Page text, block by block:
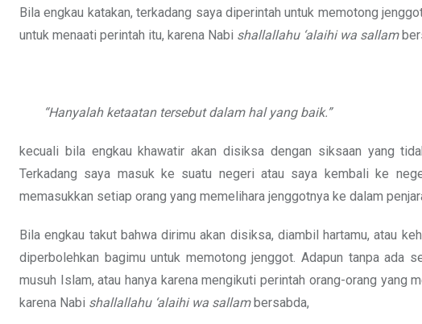
Bila engkau katakan, terkadang saya diperintah untuk memotong
untuk menaati perintah itu, karena Nabi shallallahu ‘alaihi wa sallam
“Hanyalah ketaatan tersebut dalam hal yang baik.”
kecuali bila engkau khawatir akan disiksa dengan siksaan yang
Terkadang saya masuk ke suatu negeri atau saya kembali ke
memasukkan setiap orang yang memelihara jenggotnya ke dalam
Bila engkau takut bahwa dirimu akan disiksa, diambil hartamu, atau
diperbolehkan bagimu untuk memotong jenggot. Adapun tanpa ada
musuh Islam, atau hanya karena mengikuti perintah orang-orang yang
karena Nabi shallallahu ‘alaihi wa sallambersabda,